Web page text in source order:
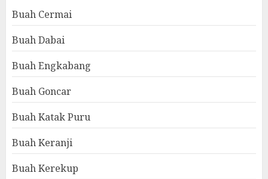
Buah Cermai
Buah Dabai
Buah Engkabang
Buah Goncar
Buah Katak Puru
Buah Keranji
Buah Kerekup